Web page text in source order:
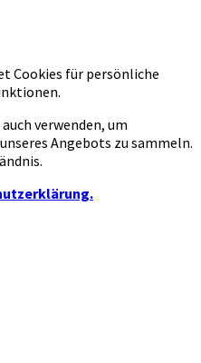
Cookies für persönliche
verwenden, um
Angebots zu sammeln.